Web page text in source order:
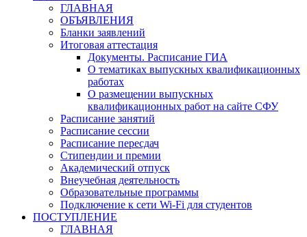
ГЛАВНАЯ
ОБЪЯВЛЕНИЯ
Бланки заявлений
Итоговая аттестация
Документы. Расписание ГИА
О тематиках выпускных квалификационных
работах
О размещении выпускных
квалификационных работ на сайте СФУ
Расписание занятий
Расписание сессии
Расписание пересдач
Стипендии и премии
Академический отпуск
Внеучебная деятельность
Образовательные программы
Подключение к сети Wi-Fi для студентов
ПОСТУПЛЕНИЕ
ГЛАВНАЯ